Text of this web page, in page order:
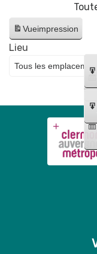
Vueimpression
Lieu